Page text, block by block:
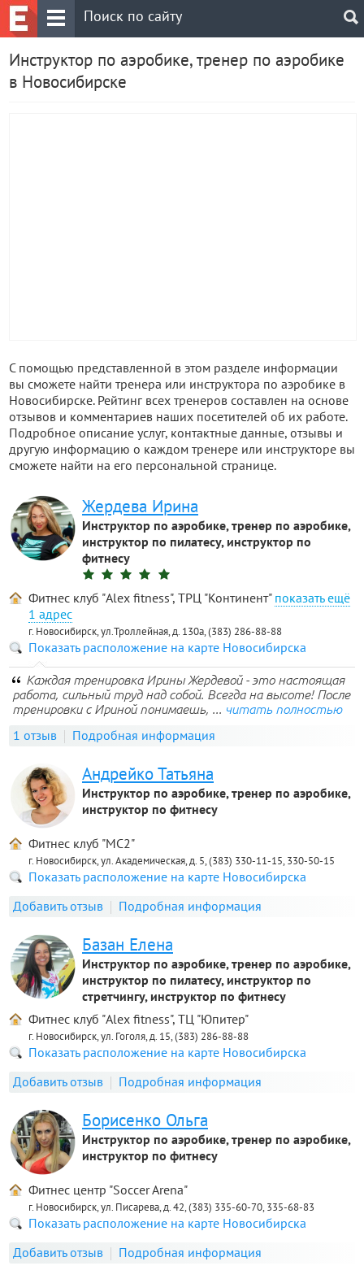
Инструктор по аэробике, тренер по аэробике
в Новосибирске
С помощью представленной в этом разделе информации
вы сможете найти тренера или инструктора по аэробике в
Новосибирске. Рейтинг всех тренеров составлен на основе
отзывов и комментариев наших посетителей об их работе.
Подробное описание услуг, контактные данные, отзывы и
другую информацию о каждом тренере или инструкторе вы
сможете найти на его персональной странице.
Жердева Ирина
Инструктор по аэробике, тренер по аэробике,
инструктор по пилатесу, инструктор по
фитнесу
Фитнес клуб "Alex fitness", ТРЦ "Континент"
1 адрес
г. Новосибирск, ул.Троллейная, д. 130а, (383) 286-88-88
Показать расположение на карте Новосибирска
Каждая тренировка Ирины Жердевой - это настоящая
работа, сильный труд над собой. Всегда на высоте! После
тренировки с Ириной понимаешь, ... читать полностью
1 отзыв Подробная информация
Андрейко Татьяна
Инструктор по аэробике, тренер по аэробике,
инструктор по фитнесу
Фитнес клуб "MC2"
г. Новосибирск, ул. Академическая, д. 5, (383) 330-11-15, 330-50-15
Показать расположение на карте Новосибирска
Добавить отзыв
Подробная информация
Базан Елена
Инструктор по аэробике, тренер по аэробике,
инструктор по пилатесу, инструктор по
стретчингу, инструктор по фитнесу
Фитнес клуб "Alex fitness", ТЦ "Юпитер"
г. Новосибирск, ул. Гоголя, д. 15, (383) 286-88-88
Показать расположение на карте Новосибирска
Добавить отзыв
Подробная информация
Борисенко Ольга
Инструктор по аэробике, тренер по аэробике,
инструктор по фитнесу
Фитнес центр "Soccer Arena"
г. Новосибирск, ул. Писарева, д. 42, (383) 335-60-70, 335-68-83
Показать расположение на карте Новосибирска
Добавить отзыв
Подробная информация